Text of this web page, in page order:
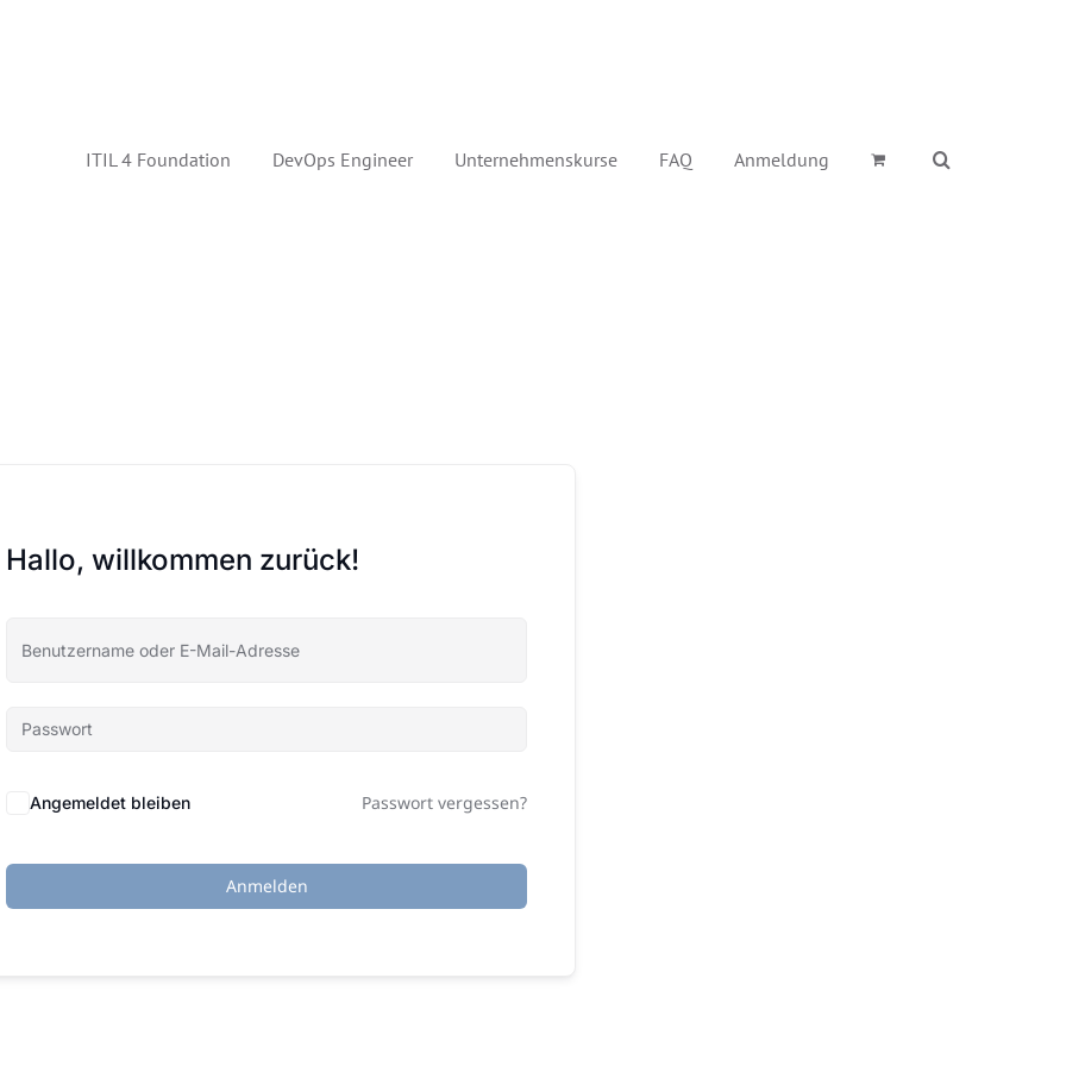
ITIL 4 Foundation DevOps Engineer Unternehmenskurse FAQ Anmeldung
Hallo, willkommen zurück!
Angemeldet bleiben Passwort vergessen?
Anmelden